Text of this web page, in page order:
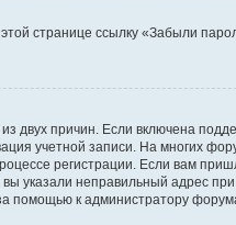
странице ссылку «Забыли
двух причин. Если включена
учетной записи. На многих
регистрации. Если вам
указали неправильный адрес
помощью к администратору